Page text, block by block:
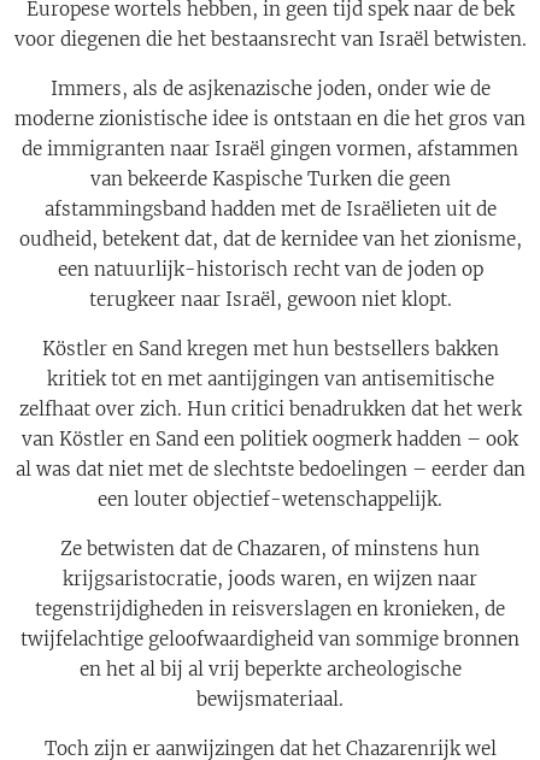
Europese wortels hebben, in geen tijd spek naar de bek
voor diegenen die het bestaansrecht van Israël betwisten.
Immers, als de asjkenazische joden, onder wie de
moderne zionistische idee is ontstaan en die het gros van
de immigranten naar Israël gingen vormen, afstammen
van bekeerde Kaspische Turken die geen
afstammingsband hadden met de Israëlieten uit de
oudheid, betekent dat, dat de kernidee van het zionisme,
een natuurlijk-historisch recht van de joden op
terugkeer naar Israël, gewoon niet klopt.
Köstler en Sand kregen met hun bestsellers bakken
kritiek tot en met aantijgingen van antisemitische
zelfhaat over zich. Hun critici benadrukken dat het werk
van Köstler en Sand een politiek oogmerk hadden – ook
al was dat niet met de slechtste bedoelingen – eerder dan
een louter objectief-wetenschappelijk.
Ze betwisten dat de Chazaren, of minstens hun
krijgsaristocratie, joods waren, en wijzen naar
tegenstrijdigheden in reisverslagen en kronieken, de
twijfelachtige geloofwaardigheid van sommige bronnen
en het al bij al vrij beperkte archeologische
bewijsmateriaal.
Toch zijn er aanwijzingen dat het Chazarenrijk wel